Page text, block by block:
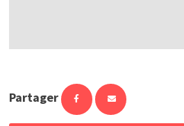
Partager